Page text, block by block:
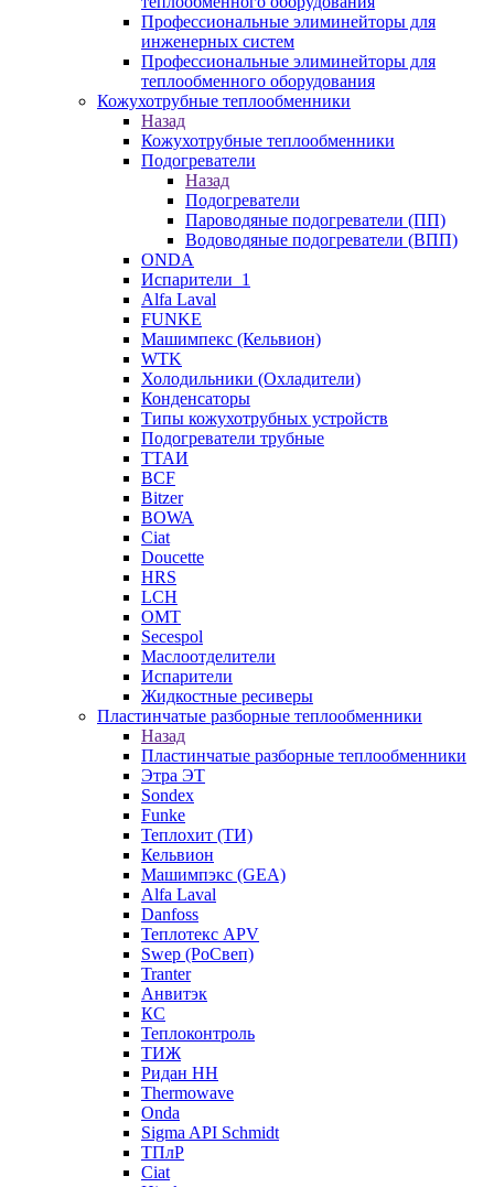
Профессиональные элиминейторы для
инженерных систем
Профессиональные элиминейторы для
теплообменного оборудования
Кожухотрубные теплообменники
Назад
Кожухотрубные теплообменники
Подогреватели
Назад
Подогреватели
Пароводяные подогреватели (ПП)
Водоводяные подогреватели (ВПП)
ONDA
Испарители_1
Alfa Laval
FUNKE
Машимпекс (Кельвион)
WTK
Холодильники (Охладители)
Конденсаторы
Типы кожухотрубных устройств
Подогреватели трубные
ТТАИ
BCF
Bitzer
BOWA
Ciat
Doucette
HRS
LCH
OMT
Secespol
Маслоотделители
Испарители
Жидкостные ресиверы
Пластинчатые разборные теплообменники
Назад
Пластинчатые разборные теплообменники
Этра ЭТ
Sondex
Funke
Теплохит (ТИ)
Кельвион
Машимпэкс (GEA)
Alfa Laval
Danfoss
Теплотекс APV
Swep (РоСвеп)
Tranter
Анвитэк
КС
Теплоконтроль
ТИЖ
Ридан НН
Thermowave
Onda
Sigma API Schmidt
ТПлР
Ciat